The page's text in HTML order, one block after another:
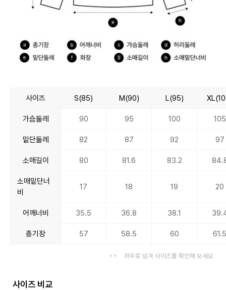
사이즈 S(85) M(90) L(95)
가슴둘레 90 95 100 105
밑단둘레 82 87 92 97
소매길이 80 81.6 83.2
소매밑단너
비
17 18 19 20
어깨너비 35.5 36.8 38.1
총기장 57 58.5 60
좌우로 넘겨 사이즈를 확인해 보세요
사이즈 비교